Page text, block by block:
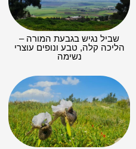
שביל נגיש בגבעת המורה –
הליכה קלה, טבע ונופים עוצרי
נשימה